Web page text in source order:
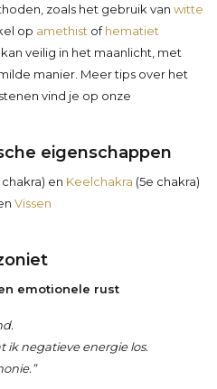
zoals het gebruik van witte
op amethist ofhematiet
veilig in het maanlicht, met
manier. Meer tips over het
vind je op onze
eigenschappen
chakra) en Keelchakra (5e chakra)
Vissen
emotionele rust
ik negatieve energie los.